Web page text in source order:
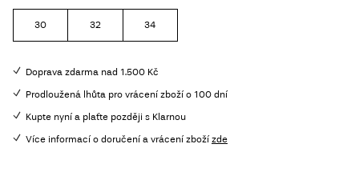
30 32 34
Doprava zdarma nad 1.500 Kč
Prodloužená lhůta pro vrácení zboží o 100 dní
Kupte nyní a plaťte později s Klarnou
Více informací o doručení a vrácení zboží zde